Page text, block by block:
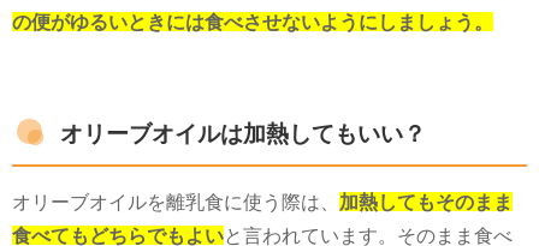
の便がゆるいときには食べさせないようにしましょう。
オリーブオイルは加熱してもいい？
オリーブオイルを離乳食に使う際は、 加熱してもそのまま
食べてもどちらでもよいと言われています。そのまま食べ